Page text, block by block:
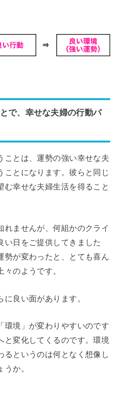
で、幸せな夫婦の行動パ
ことは、運勢の強い幸せな夫
ことになります。彼らと同じ
む幸せな夫婦生活を得ること
れませんが、何組かのクライ
い日をご提供してきました
勢が変わったと、とても喜ん
のようです。
良い面があります。
環境」が変わりやすいのです
と変化してくるのです。環境
るというのは何となく想像し
か。